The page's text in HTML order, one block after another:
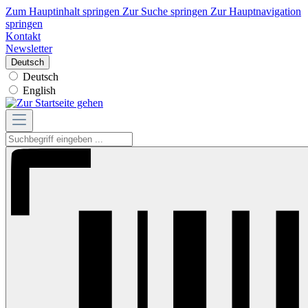
Zum Hauptinhalt springen Zur Suche springen Zur Hauptnavigation
springen
Kontakt
Newsletter
Deutsch
Deutsch
English